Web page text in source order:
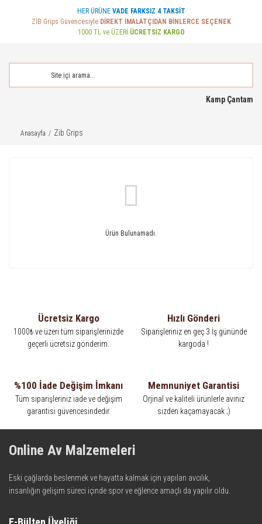
HER ÜRÜNE VADE FARKSIZ 4 TAKSİT
ZİB Grips Güvencesiyle DİREKT İMALATÇIDAN BİNLERCE SEÇENEK
1000 TL ve ÜZERİ ÜCRETSİZ KARGO
Kamp Çantam
Anasayfa Zib Grips
Ürün Bulunamadı.
Ücretsiz Kargo
1000₺ ve üzeri tüm siparişlerinizde
geçerli ücretsiz gönderim.
Hızlı Gönderi
Siparişleriniz en geç 3 İş gününde
kargoda !
%100 İade Değişim İmkanı
Tüm siparişleriniz iade ve değişim
garantisi güvencesindedir.
Memnuniyet Garantisi
Orjinal ve kaliteli ürünlerle avınız
sizden kaçamayacak ;)
Online Av Malzemeleri
Eski çağlarda beslenmek ve hayatta kalmak için yapılan avcılık,
insanlığın gelişim süreci içinde spor ve eğlence amaçlı da yapılır oldu.
teknolojinin dokunuşuyla av malzemelerinde en iyisini meydana